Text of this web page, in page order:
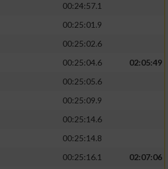
00:24:57.1
00:25:01.9
00:25:02.6
00:25:04.6
02:05:49
00:25:05.6
00:25:09.9
00:25:14.6
00:25:14.8
00:25:16.1
02:07:06